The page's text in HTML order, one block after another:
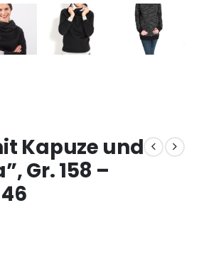
Kapuze und
Gr. 158 –